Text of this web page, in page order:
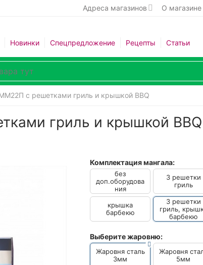
Адреса магазинов О магазине
Новинки Спецпредложение Рецепты Статьи
с решетками гриль и крышкой BBQ
гриль и крышкой BBQ
Комплектация мангала:
без
доп.оборудова
ния
3 решетки
гриль
крышка
барбекю
3 решетки
гриль,
барбекю
Выберите жаровню:
Жаровня сталь
3мм
Жаровня
5мм